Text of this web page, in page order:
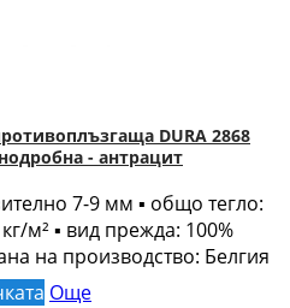
DURA 2868
- антрацит
7-9 мм ▪ общо тегло:
м² ▪ вид прежда: 100%
на производство: Белгия
Още